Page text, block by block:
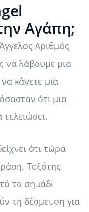
Αγάπη;
Αριθμός
να λάβουμε μια
κάνετε μια
ότι μια
ότι τώρα
Τοξότης
το σημάδι
τη δέσμευση για